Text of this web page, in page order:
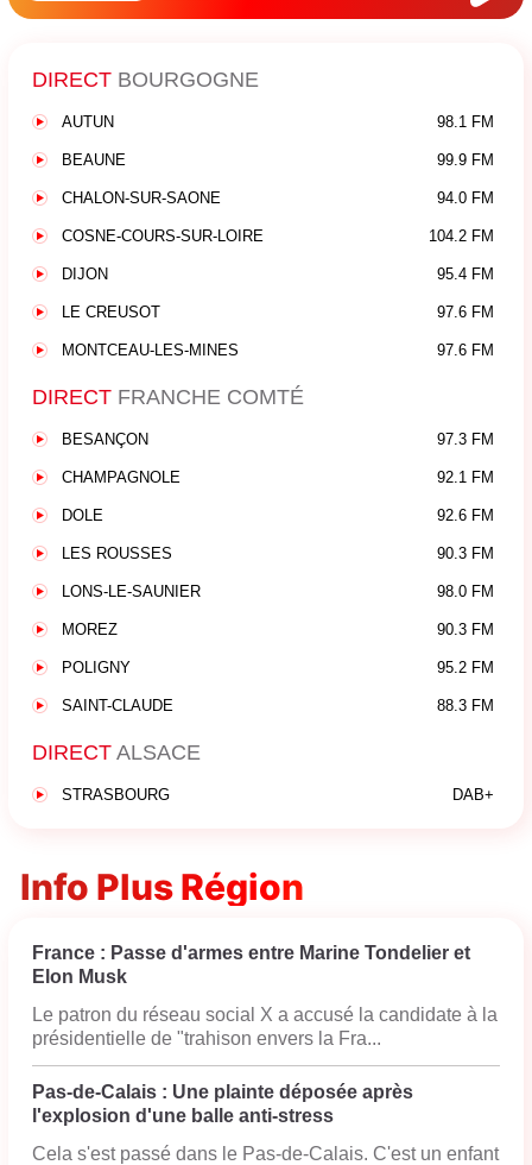
DIRECT BOURGOGNE
AUTUN 98.1 FM
BEAUNE 99.9 FM
CHALON-SUR-SAONE 94.0 FM
COSNE-COURS-SUR-LOIRE 104.2 FM
DIJON 95.4 FM
LE CREUSOT 97.6 FM
MONTCEAU-LES-MINES 97.6 FM
DIRECT FRANCHE COMTÉ
BESANÇON 97.3 FM
CHAMPAGNOLE 92.1 FM
DOLE 92.6 FM
LES ROUSSES 90.3 FM
LONS-LE-SAUNIER 98.0 FM
MOREZ 90.3 FM
POLIGNY 95.2 FM
SAINT-CLAUDE 88.3 FM
DIRECT ALSACE
STRASBOURG DAB+
Info Plus Région
France : Passe d'armes entre Marine Tondelier et
Elon Musk
Le patron du réseau social X a accusé la candidate à la
présidentielle de "trahison envers la Fra...
Pas-de-Calais : Une plainte déposée après
l'explosion d'une balle anti-stress
Cela s'est passé dans le Pas-de-Calais. C'est un enfant